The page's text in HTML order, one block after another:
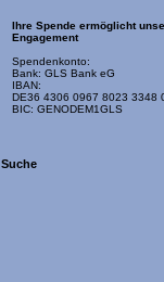
Ihre Spende ermöglicht
Engagement
Spendenkonto:
Bank: GLS Bank eG
IBAN:
DE36 4306 0967 8023 3348
BIC: GENODEM1GLS
Suche